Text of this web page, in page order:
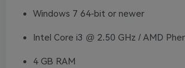
Windows 7 64-bit or newer
Intel Core i3 @ 2.50 GHz / AMD
4 GB RAM